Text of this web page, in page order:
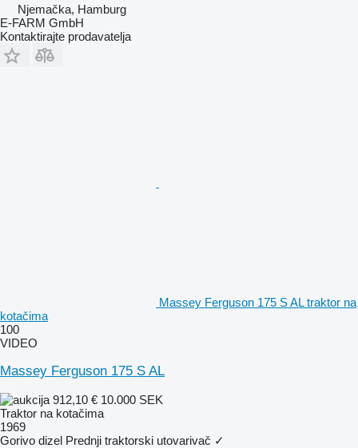
Njemačka, Hamburg
E-FARM GmbH
Kontaktirajte prodavatelja
Massey Ferguson 175 S AL traktor na
kotačima
100
VIDEO
Massey Ferguson 175 S AL
912,10 € 10.000 SEK
Traktor na kotačima
1969
Gorivo dizel Prednji traktorski utovarivač ✓